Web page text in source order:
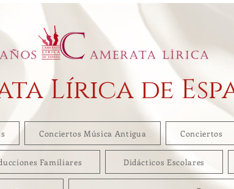
Lírica de
Conciertos Música Antigua Conciertos
Familiares Didácticos Escolares